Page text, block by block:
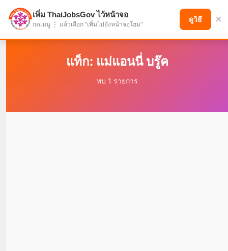
แบ่งปันโอกาส เพื่ออนาคตที่ก้าวหน้า
แท็ก: แม่แอนนี่ บรู๊ค
พบ 1 รายการ
เพิ่ม ThaiJobsGov ไว้หน้าจอ
กดเมนู ⋮ แล้วเลือก "เพิ่มไปยังหน้าจอโฮม"
ดูวิธี ×